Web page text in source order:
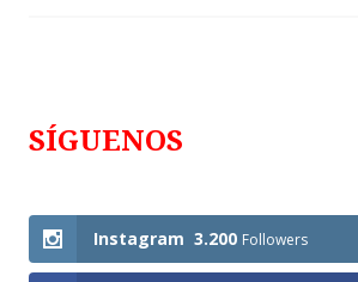
SÍGUENOS
Instagram 3.200 Followers